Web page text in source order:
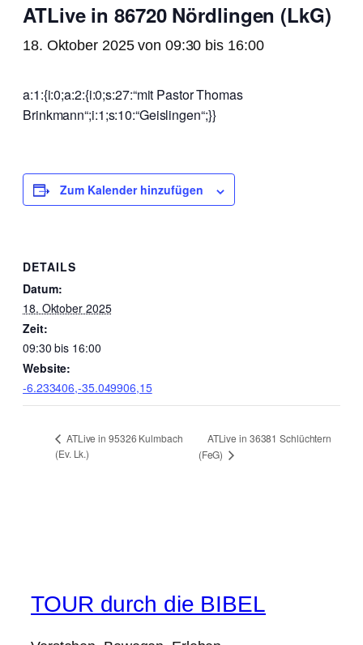
ATLive in 86720 Nördlingen (LkG)
18. Oktober 2025 von 09:30 bis 16:00
a:1:{i:0;a:2:{i:0;s:27:“mit Pastor Thomas
Brinkmann“;i:1;s:10:“Geislingen“;}}
Zum Kalender hinzufügen
DETAILS
Datum:
18. Oktober 2025
Zeit:
09:30 bis 16:00
Website:
-6.233406,-35.049906,15
ATLive in 95326 Kulmbach
(Ev. Lk.)
ATLive in 36381 Schlüchtern
(FeG)
TOUR durch die BIBEL